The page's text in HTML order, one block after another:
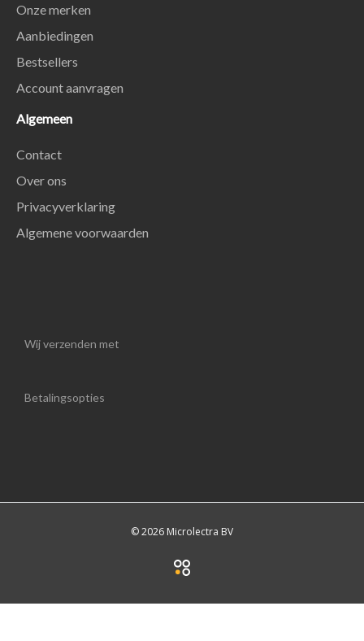
Onze merken
Aanbiedingen
Bestsellers
Account aanvragen
Algemeen
Contact
Over ons
Privacyverklaring
Algemene voorwaarden
Wij verzenden met
Betalingsopties
© 2026 Microlectra BV